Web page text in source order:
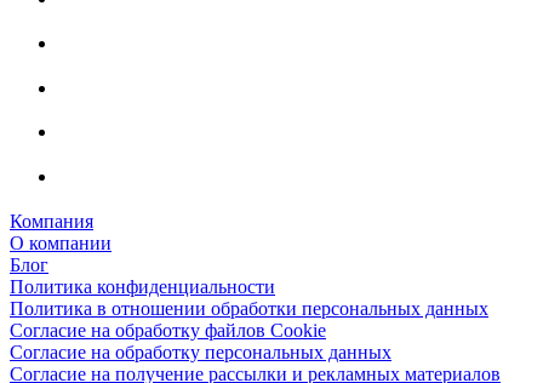
Компания
О компании
Блог
Политика конфиденциальности
Политика в отношении обработки персональных данных
Согласие на обработку файлов Cookie
Согласие на обработку персональных данных
Согласие на получение рассылки и рекламных материалов